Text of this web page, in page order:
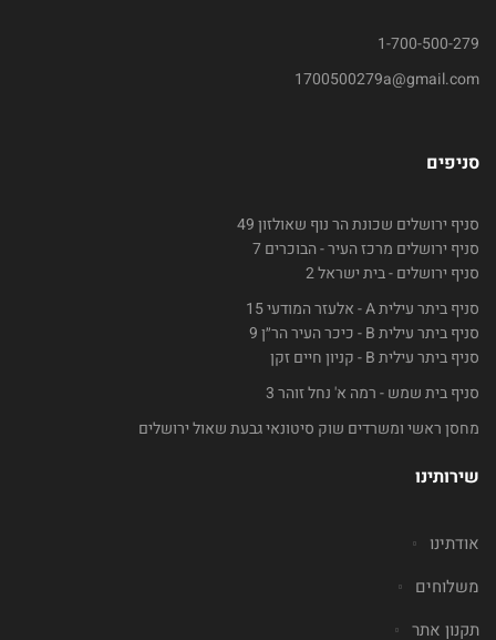
1-700-500-279
1700500279a@gmail.com
סניפים
סניף ירושלים שכונת הר נוף שאולזון 49
סניף ירושלים מרכז העיר - הבוכרים 7
סניף ירושלים - בית ישראל 2
סניף ביתר עילית A - אלעזר המודעי 15
סניף ביתר עילית B - כיכר העיר הר״ן 9
סניף ביתר עילית B - קניון חיים זקן
סניף בית שמש - רמה א' נחל זוהר 3
מחסן ראשי ומשרדים שוק סיטונאי גבעת שאול ירושלים
שירותינו
אודתינו
משלוחים
תקנון אתר